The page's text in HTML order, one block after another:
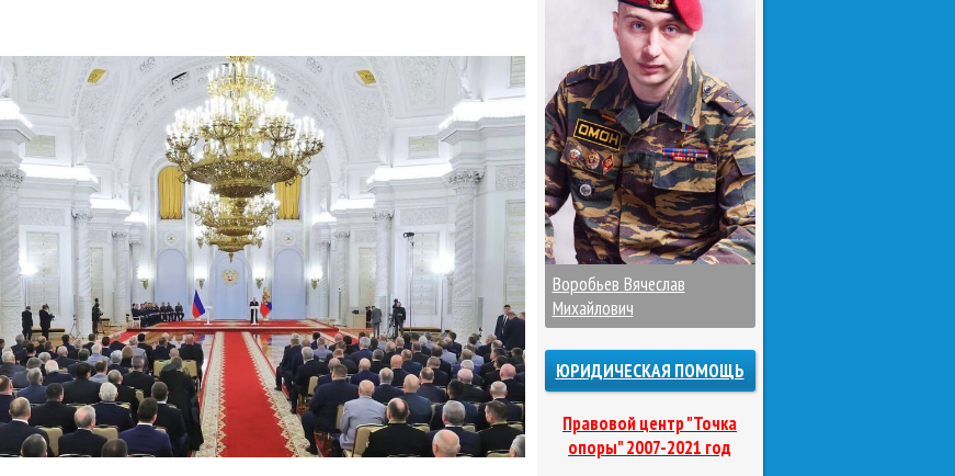
Воробьев Вячеслав
Михайлович
ЮРИДИЧЕСКАЯ ПОМОЩЬ
Правовой центр "Точка
опоры" 2007-2021 год